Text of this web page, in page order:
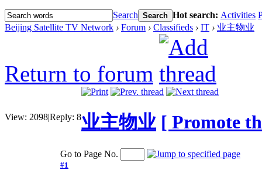
Search Search Hot search: Activities
Beijing Satellite TV Network › Forum › Classifieds › IT › 业主物业
Return to forum
View: 2098|Reply: 8业主物业 [ Promote
Go to Page No.
#1